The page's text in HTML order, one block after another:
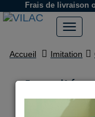
Frais de livraison
Accueil Imitation
Jeu
savane